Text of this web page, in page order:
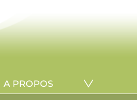
A PROPOS